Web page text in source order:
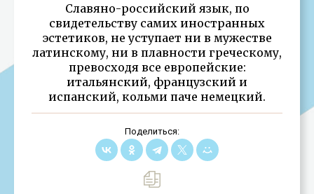
Славяно-российский язык, по
свидетельству самих иностранных
эстетиков, не уступает ни в мужестве
латинскому, ни в плавности греческому,
превосходя все европейские:
итальянский, французский и
испанский, кольми паче немецкий.
Поделиться: